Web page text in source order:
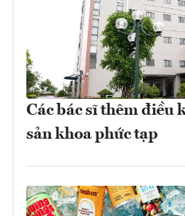
Các bác sĩ thêm điều
sản khoa phức tạp